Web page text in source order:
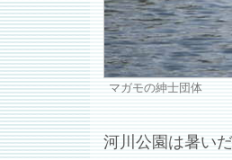
マガモの紳士団体
河川公園は暑い